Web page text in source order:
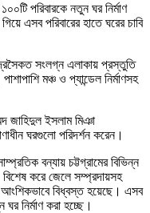
পরিবারকে নতুন ঘর নির্মাণ
এসব পরিবারের হাতে ঘরের চাবি
সংলগ্ন এলাকায় প্রস্তুতি
মঞ্চ ও প্যান্ডেল নির্মাণসহ
জাহিদুল ইসলাম মিঞা
ঘরগুলো পরিদর্শন করেন।
বন্যায় চট্টগ্রামের বিভিন্ন
করে জেলে সম্প্রদায়সহ
আংশিকভাবে বিধ্বস্ত হয়েছে। এসব
ঘর নির্মাণ করা হচ্ছে।